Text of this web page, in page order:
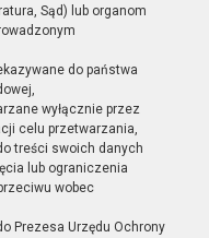
Sąd) lub organom
do państwa
wyłącznie przez
celu przetwarzania,
treści swoich danych
lub ograniczenia
wobec
Prezesa Urzędu Ochrony